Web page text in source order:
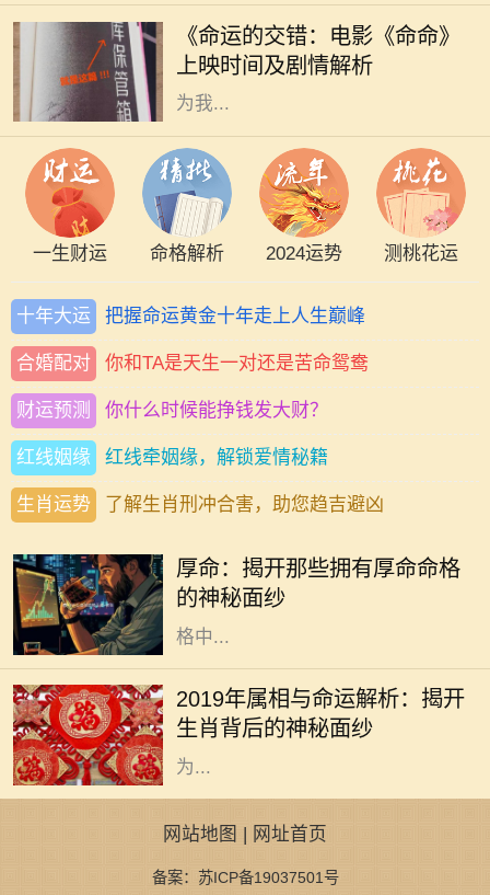
《命运的交错：电影《命命》
上映时间及剧情解析
的电影作品吸引了观众的目光。其
中，备受期待的《命命》即将于近日
上映，这部充满悬念与情感的电影将
为我...
一生财运 命格解析 2024运势 测桃花运
十年大运 把握命运黄金十年走上人生巅峰
合婚配对 你和TA是天生一对还是苦命鸳鸯
财运预测 你什么时候能挣钱发大财？
红线姻缘 红线牵姻缘，解锁爱情秘籍
生肖运势 了解生肖刑冲合害，助您趋吉避凶
厚命：揭开那些拥有厚命命格
的神秘面纱
在中国传统文化中，命格一直是一个
命、风水，还是命理学，都是我们探
索未来和命运的工具。而在众多的命
格中...
2019年属相与命运解析：揭开
生肖背后的神秘面纱
2019年是中国农历的己亥年，亥年对
应的属相是猪。猪在中华文化中象征
着财富与好运，常常被认为是富裕与
幸福的象征。猪年出生的人通常被视
为...
网站地图 | 网址首页
备案：苏ICP备19037501号